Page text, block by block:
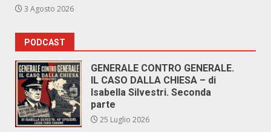
3 Agosto 2026
PODCAST
GENERALE CONTRO GENERALE.
IL CASO DALLA CHIESA – di
Isabella Silvestri. Seconda
parte
25 Luglio 2026